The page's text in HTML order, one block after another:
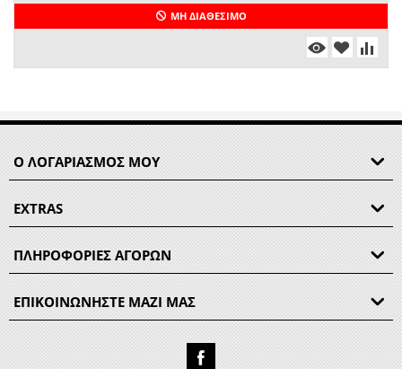
ΜΗ ΔΙΑΘΈΣΙΜΟ
Ο ΛΟΓΑΡΙΑΣΜΟΣ ΜΟΥ
EXTRAS
ΠΛΗΡΟΦΟΡΙΕΣ ΑΓΟΡΩΝ
ΕΠΙΚΟΙΝΩΝΗΣΤΕ ΜΑΖΙ ΜΑΣ